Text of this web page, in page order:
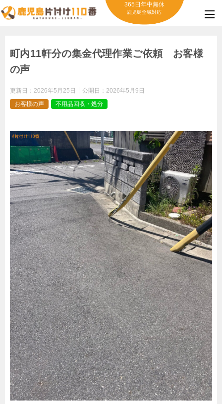
365日年中無休
鹿児島全域対応
町内11軒分の集金代理作業ご依頼 お客様
の声
更新日： 2026年5月25日 公開日： 2026年5月9日
お客様の声
不用品回収・処分